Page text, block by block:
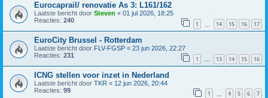
Eurocaprail/ renovatie As 3: L161/162
Laatste bericht door Steven « 01 jul 2026, 18:25
Reacties: 240 1 14 15 16 17
EuroCity Brussel - Rotterdam
Laatste bericht door FLV-FGSP « 23 jun 2026, 22:27
Reacties: 231 1 … 13 14 15 16
ICNG stellen voor inzet in Nederland
Laatste bericht door TKR « 12 jun 2026, 20:44
Reacties: 99 1 4 5 6 7